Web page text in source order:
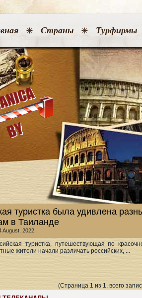
Страны Турфирмы
туристка была удивлена
в Таиланде
August. 2022
туристка, путешествующая по
жители начали различать российских, ...
(Страница 1 из 1, всего